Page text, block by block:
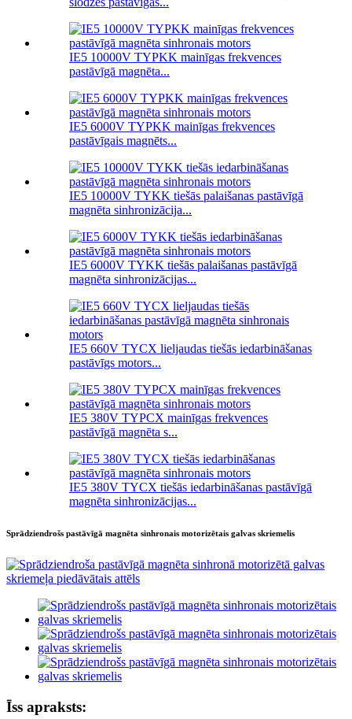
IE5 10000V TYPKK mainīgas frekvences
pastāvīgā magnēta...
IE5 6000V TYPKK mainīgas frekvences
pastāvīgais magnēts...
IE5 10000V TYKK tiešās palaišanas pastāvīgā
magnēta sinhronizācija...
IE5 6000V TYKK tiešās palaišanas pastāvīgā
magnēta sinhronizācijas...
IE5 660V TYCX lieljaudas tiešās iedarbināšanas
pastāvīgs motors...
IE5 380V TYPCX mainīgas frekvences
pastāvīgā magnēta s...
IE5 380V TYCX tiešās iedarbināšanas pastāvīgā
magnēta sinhronizācijas...
Sprādziendrošs pastāvīgā magnēta sinhronais motorizētais galvas skriemelis
Īss apraksts: